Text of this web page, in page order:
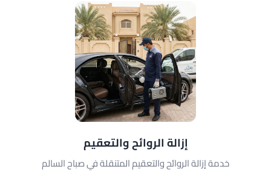
إزالة الروائح والتعقيم
خدمة إزالة الروائح والتعقيم المتنقلة في صباح السالم